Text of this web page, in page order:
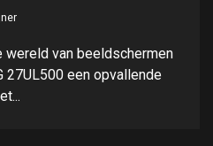
van beeldschermen
27UL500 een opvallende